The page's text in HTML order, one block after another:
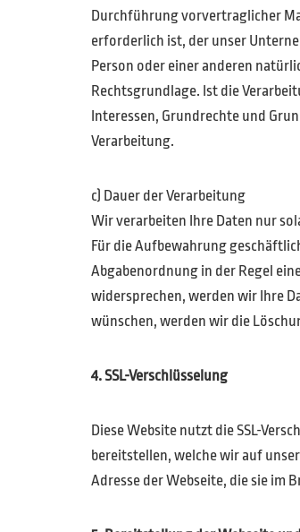
Durchführung vorvertraglicher
erforderlich ist, der unser
Person oder einer anderen
Rechtsgrundlage. Ist die
Interessen, Grundrechte und
Verarbeitung.
c) Dauer der Verarbeitung
Wir verarbeiten Ihre Daten nur
Für die Aufbewahrung
Abgabenordnung in der Regel
widersprechen, werden wir Ihre
wünschen, werden wir die
4. SSL-Verschlüsselung
Diese Website nutzt die SSL-
bereitstellen, welche wir auf
Adresse der Webseite, die sie im